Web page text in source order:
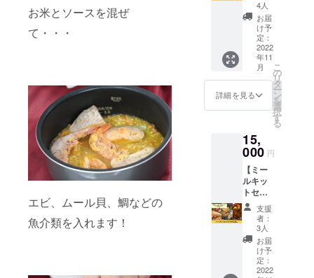
お米とソースを混ぜ
て・・・
エビ、ムール貝、鯛などの
魚介類を入れます！
物、事）に
感謝して、
今回、クラ
ウドファン
ディングに
挑戦しま
す。
のお名
前を株
式会社
Connec
tionの
HPで
PRでき
ます。
www.co
osaka.c
om/ ※掲
載する
お名前
を備考
欄にご
記入く
ださ
い。 ※
ニック
ネーム
でのご
参加も
できま
キット
をまず
は試し
てみま
せん
か？
「シー
フード
パエリ
ア」と
「骨付
スープ
カ
レー」
をお届
けしま
す。
買った
ものの
眠って
いる電
気圧力
鍋があ
る、と
4人
お届
け予
定：
2022
年11
月
詳細を見る
こ
の
リ
タ
ー
ン
を
選
択
す
る
15,
000 円
【ミー
ルキッ
トセッ
トB・3
か月お
試し】
ミール
キット
の定期
お届け3
支援
者：
3人
お届
け予
定：
2022